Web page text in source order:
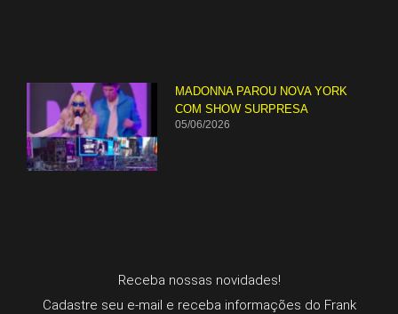
MADONNA PAROU NOVA YORK
COM SHOW SURPRESA
05/06/2026
Receba nossas novidades!
Cadastre seu e-mail e receba informações do Frank